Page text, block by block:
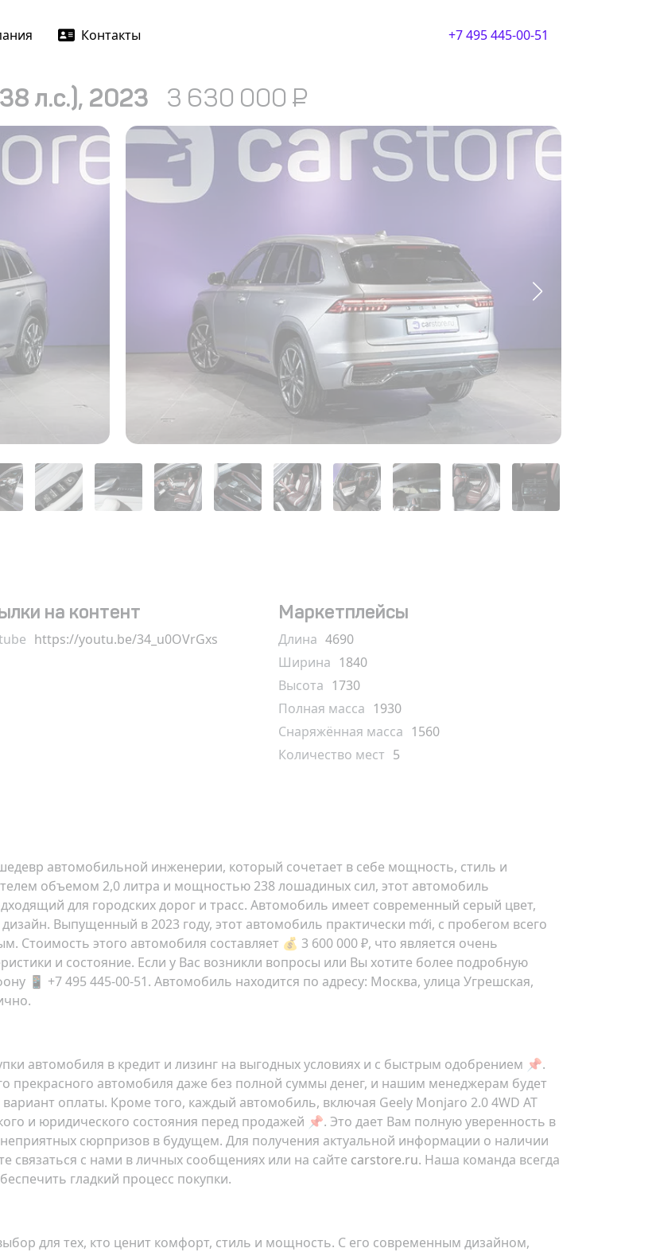
Контакты +7 495 445-00-51
л.с.), 2023 3 630 000 ₽
на контент
https://youtu.be/34_u0OVrGxs
Маркетплейсы
Длина 4690
Ширина 1840
Высота 1730
Полная масса 1930
Снаряжённая масса 1560
Количество мест 5
автомобильной инженерии, который сочетает в себе мощность, стиль и
объемом 2,0 литра и мощностью 238 лошадиных сил, этот автомобиль
для городских дорог и трасс. Автомобиль имеет современный серый цвет,
Выпущенный в 2023 году, этот автомобиль практически mới, с пробегом всего
Стоимость этого автомобиля составляет 💰 3 600 000 ₽, что является очень
и состояние. Если у Вас возникли вопросы или Вы хотите более подробную
📱 +7 495 445-00-51. Автомобиль находится по адресу: Москва, улица Угрешская,
автомобиля в кредит и лизинг на выгодных условиях и с быстрым одобрением 📌.
прекрасного автомобиля даже без полной суммы денег, и нашим менеджерам будет
оплаты. Кроме того, каждый автомобиль, включая Geely Monjaro 2.0 4WD AT
и юридического состояния перед продажей 📌. Это дает Вам полную уверенность в
сюрпризов в будущем. Для получения актуальной информации о наличии
с нами в личных сообщениях или на сайте carstore.ru. Наша команда всегда
гладкий процесс покупки.
для тех, кто ценит комфорт, стиль и мощность. С его современным дизайном,